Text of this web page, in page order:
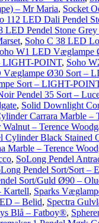
– Mr Maria, Socket
112 LED Dali Pendel
LED Pendel Stone
, Soho C 38 LED
W1 LED
LIGHT-POINT, Soho
Væglampe Ø30 Sort –
Sort – LIGHT-
Pendel 35 Sort –
, Solid Downlight
Carrara Marble –
– Terence
Cylinder Black Stained
Marble – Terence
, SoLong Pendel
Pendel Sort/Sort –
Sort/Guld Ø90 –
Kartell, Sparks
– Belid, Spectra
Blå – Fatboy®,